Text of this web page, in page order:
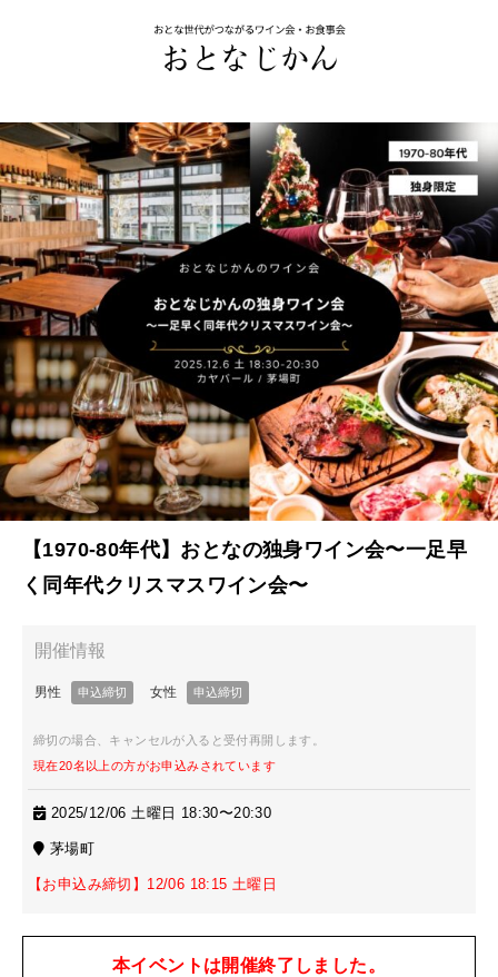
【1970-80年代】おとなの独身ワイン会〜一足早
く同年代クリスマスワイン会〜
締切の場合、キャンセルが入ると受付再開します。
現在20名以上の方がお申込みされています
2025/12/06 土曜日 18:30〜20:30
茅場町
【お申込み締切】12/06 18:15 土曜日
本イベントは開催終了しました。